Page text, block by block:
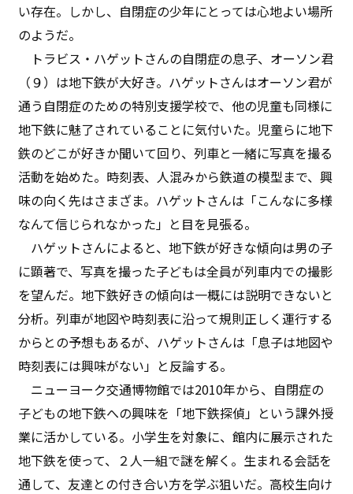
い存在。しかし、自閉症の少年にとっては心地よい場所
のようだ。
トラビス・ハゲットさんの自閉症の息子、オーソン君
（９）は地下鉄が大好き。ハゲットさんはオーソン君が
通う自閉症のための特別支援学校で、他の児童も同様に
地下鉄に魅了されていることに気付いた。児童らに地下
鉄のどこが好きか聞いて回り、列車と一緒に写真を撮る
活動を始めた。時刻表、人混みから鉄道の模型まで、興
味の向く先はさまざま。ハゲットさんは「こんなに多様
なんて信じられなかった」と目を見張る。
ハゲットさんによると、地下鉄が好きな傾向は男の子
に顕著で、写真を撮った子どもは全員が列車内での撮影
を望んだ。地下鉄好きの傾向は一概には説明できないと
分析。列車が地図や時刻表に沿って規則正しく運行する
からとの予想もあるが、ハゲットさんは「息子は地図や
時刻表には興味がない」と反論する。
ニューヨーク交通博物館では2010年から、自閉症の
子どもの地下鉄への興味を「地下鉄探偵」という課外授
業に活かしている。小学生を対象に、館内に展示された
地下鉄を使って、２人一組で謎を解く。生まれる会話を
通して、友達との付き合い方を学ぶ狙いだ。高校生向け